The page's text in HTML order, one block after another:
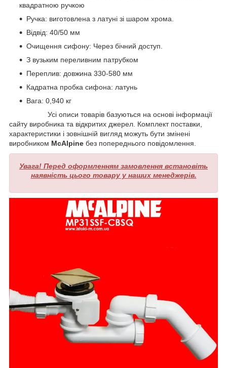
квадратною ручкою
Ручка: виготовлена з латуні зі шаром хрома.
Відвід: 40/50 мм
Очищення сифону: Через бічний доступ.
З вузьким переливним патрубком
Переплив: довжина 330-580 мм
Кадратна пробка сифона: латунь
Вага: 0,940 кг
Усі описи товарів базуються на основі інформації
сайту виробника та відкритих джерел. Комплект поставки,
характеристики і зовнішній вигляд можуть бути змінені
виробником McAlpine без попереднього повідомлення.
Увага! Перед оформленням замовлення встановіть
наявність цього товару у наших менеджерів.